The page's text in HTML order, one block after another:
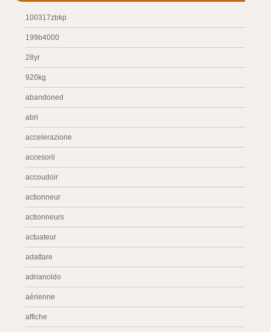
100317zbkp
199b4000
28yr
920kg
abandoned
abri
accelerazione
accesorii
accoudoir
actionneur
actionneurs
actuateur
adattare
adrianoldo
aérienne
affiche